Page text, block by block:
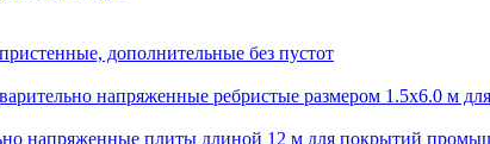
дополнительные без пустот
напряженные ребристые размером 1.5х6.0 м
напряженные плиты длиной 12 м для покрытий